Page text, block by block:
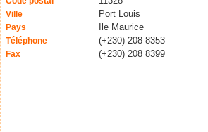
Ville Port Louis
Pays Ile Maurice
Téléphone (+230) 208 8353
Fax (+230) 208 8399